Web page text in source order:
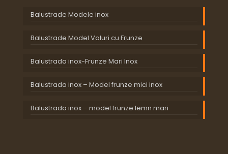
Balustrade Modele inox
Balustrade Model Valuri cu Frunze
Balustrada inox-Frunze Mari Inox
Balustrada inox – Model frunze mici inox
Balustrada inox – model frunze lemn mari